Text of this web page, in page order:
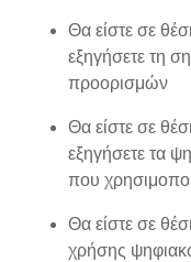
Θα είστε σε
εξηγήσετε τη
προορισμών
Θα είστε σε
εξηγήσετε τα
που
Θα είστε σε
χρήσης